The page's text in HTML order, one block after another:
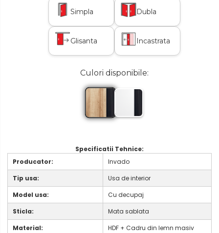
Simpla Dubla
Glisanta Incastrata
Culori disponibile:
Specificatii Tehnice:
Producator:
Invado
Tip usa:
Usa de interior
Model usa:
Cu decupaj
Sticla:
Mata sablata
Material:
HDF + Cadru din lemn masiv